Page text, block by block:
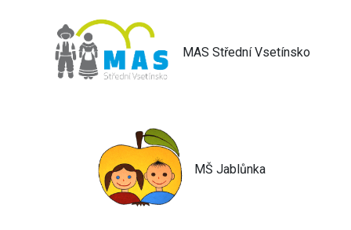
MAS Střední Vsetínsko
MŠ Jablůnka